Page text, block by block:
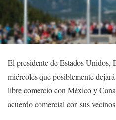
El presidente de Estados Unidos,
miércoles que posiblemente
libre comercio con México y
acuerdo comercial con sus vecinos.